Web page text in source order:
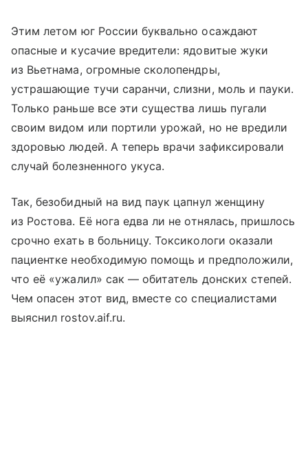
Этим летом юг России буквально осаждают
опасные и кусачие вредители: ядовитые жуки
из Вьетнама, огромные сколопендры,
устрашающие тучи саранчи, слизни, моль и пауки.
Только раньше все эти существа лишь пугали
своим видом или портили урожай, но не вредили
здоровью людей. А теперь врачи зафиксировали
случай болезненного укуса.
Так, безобидный на вид паук цапнул женщину
из Ростова. Её нога едва ли не отнялась, пришлось
срочно ехать в больницу. Токсикологи оказали
пациентке необходимую помощь и предположили,
что её «ужалил» сак — обитатель донских степей.
Чем опасен этот вид, вместе со специалистами
выяснил rostov.aif.ru.